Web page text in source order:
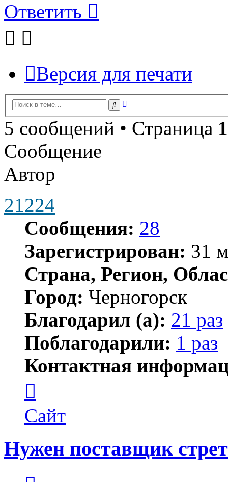
Ответить
Версия для печати
Поиск
5 сообщений • Страница 1
Сообщение
Автор
21224
Сообщения: 28
Зарегистрирован: 31
Страна, Регион,
Город: Черногорск
Благодарил (а): 21 раз
Поблагодарили: 1 раз
Контактная
пользователя
21224
Сайт
Нужен поставщик